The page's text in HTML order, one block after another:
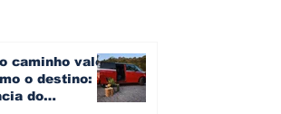
caminho vale
o destino: a
do